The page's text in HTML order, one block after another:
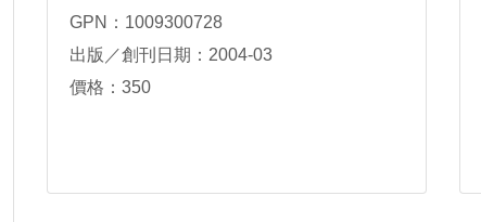
GPN：1009300728
出版／創刊日期：2004-03
價格：350